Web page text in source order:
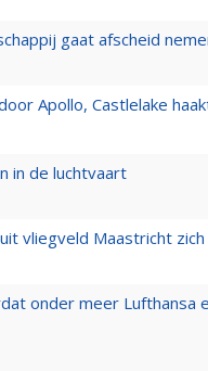
gaat afscheid
Apollo, Castlelake
in de luchtvaart
vliegveld Maastricht zich
onder meer Lufthansa